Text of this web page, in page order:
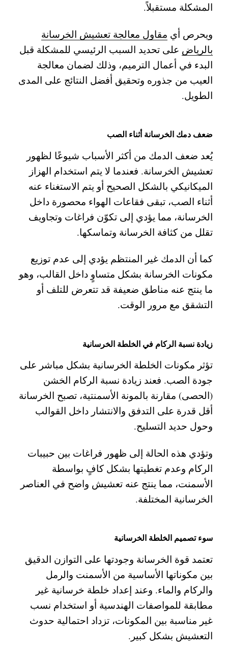
المشكلة مستقبلاً.
ويحرص أي مقاول معالجة تعشيش الخرسانة
بالرياض على تحديد السبب الرئيسي للمشكلة قبل
البدء في أعمال الترميم، وذلك لضمان معالجة
العيب من جذوره وتحقيق أفضل النتائج على المدى
الطويل.
ضعف دمك الخرسانة أثناء الصب
يُعد ضعف الدمك من أكثر الأسباب شيوعًا لظهور
تعشيش الخرسانة. فعندما لا يتم استخدام الهزاز
الميكانيكي بالشكل الصحيح أو يتم الاستغناء عنه
أثناء الصب، تبقى فقاعات الهواء محصورة داخل
الخرسانة، مما يؤدي إلى تكوّن فراغات وتجاويف
تقلل من كثافة الخرسانة وتماسكها.
كما أن الدمك غير المنتظم يؤدي إلى عدم توزيع
مكونات الخرسانة بشكل متساوٍ داخل القالب، وهو
ما ينتج عنه مناطق ضعيفة قد تتعرض للتلف أو
التشقق مع مرور الوقت.
زيادة نسبة الركام في الخلطة الخرسانية
تؤثر مكونات الخلطة الخرسانية بشكل مباشر على
جودة الصب. فعند زيادة نسبة الركام الخشن
(الحصى) مقارنة بالمونة الأسمنتية، تصبح الخرسانة
أقل قدرة على التدفق والانتشار داخل القوالب
وحول حديد التسليح.
وتؤدي هذه الحالة إلى ظهور فراغات بين حبيبات
الركام وعدم تغطيتها بشكل كافٍ بواسطة
الأسمنت، مما ينتج عنه تعشيش واضح في العناصر
الخرسانية المختلفة.
سوء تصميم الخلطة الخرسانية
تعتمد قوة الخرسانة وجودتها على التوازن الدقيق
بين مكوناتها الأساسية من الأسمنت والرمل
والركام والماء. وعند إعداد خلطة خرسانية غير
مطابقة للمواصفات الهندسية أو استخدام نسب
غير مناسبة بين المكونات، تزداد احتمالية حدوث
التعشيش بشكل كبير.